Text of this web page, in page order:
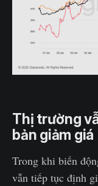
Thị trường
bản giảm giá
Trong khi biến
vẫn tiếp tục định